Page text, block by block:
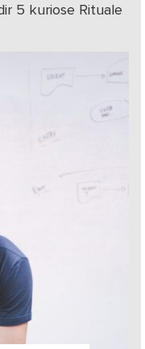
5 kuriose Rituale